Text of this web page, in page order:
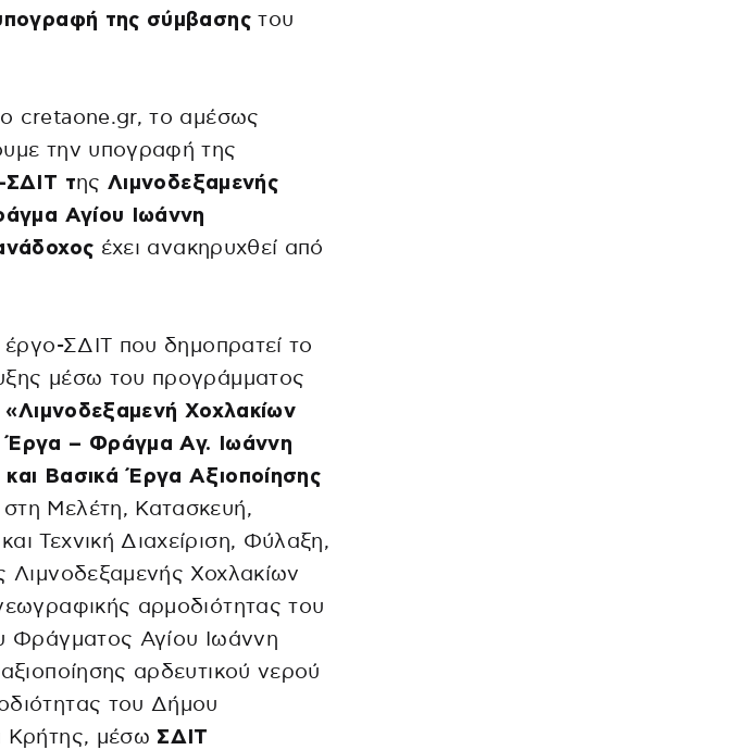
της σύμβασηςτου
cretaone.gr, το αμέσως
την υπογραφή της
ΣΔΙΤ της Λιμνοδεξαμενής
Αγίου Ιωάννη
έχει ανακηρυχθεί από
έργο-ΣΔΙΤ που δημοπρατεί το
μέσω του προγράμματος
«Λιμνοδεξαμενή Χοχλακίων
Έργα – Φράγμα Αγ. Ιωάννη
Βασικά Έργα Αξιοποίησης
Μελέτη, Κατασκευή,
Τεχνική Διαχείριση, Φύλαξη,
Λιμνοδεξαμενής Χοχλακίων
αρμοδιότητας του
Φράγματος Αγίου Ιωάννη
αρδευτικού νερού
του Δήμου
Κρήτης, μέσω ΣΔΙΤ